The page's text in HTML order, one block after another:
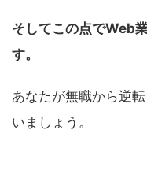
そしてこの点でWeb
す。
あなたが無職から逆
いましょう。